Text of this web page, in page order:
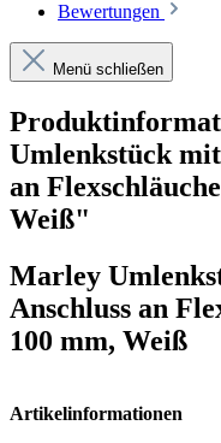
Bewertungen
Menü schließen
Umlenkstück
an
Weiß"
Marley
Anschluss an
100 mm, Weiß
Artikelinformationen